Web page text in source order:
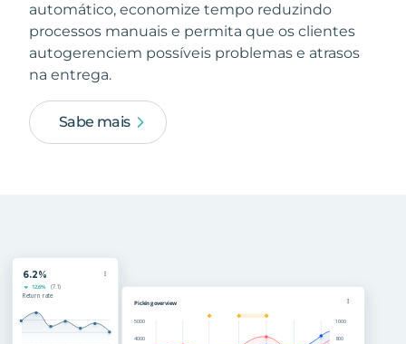
automático, economize tempo reduzindo
processos manuais e permita que os clientes
autogerenciem possíveis problemas e atrasos
na entrega.
Sabe mais